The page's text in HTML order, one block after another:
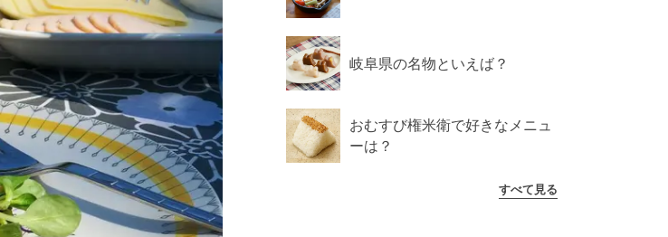
岐阜県の名物といえば？
おむすび権米衛で好きなメニュ
ーは？
すべて見る